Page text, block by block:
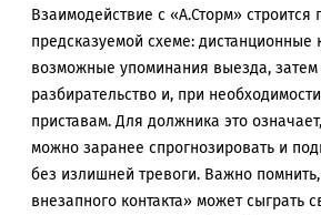
Взаимодействие с «А.Сторм» строится
предсказуемой схеме: дистанционные
возможные упоминания выезда, затем
разбирательство и, при
приставам. Для должника это
можно заранее спрогнозировать и
без излишней тревоги. Важно
внезапного контакта» может сыграть